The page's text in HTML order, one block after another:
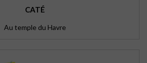
CATÉ
Au temple du Havre